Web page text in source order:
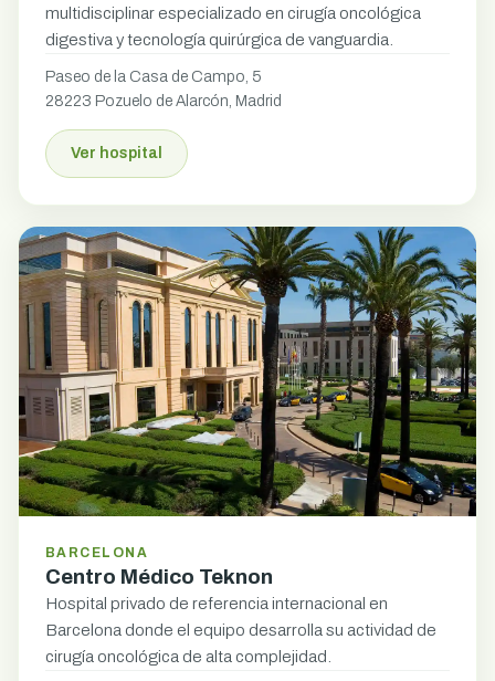
multidisciplinar especializado en cirugía oncológica
digestiva y tecnología quirúrgica de vanguardia.
Paseo de la Casa de Campo, 5
28223 Pozuelo de Alarcón, Madrid
Ver hospital
BARCELONA
Centro Médico Teknon
Hospital privado de referencia internacional en
Barcelona donde el equipo desarrolla su actividad de
cirugía oncológica de alta complejidad.